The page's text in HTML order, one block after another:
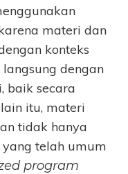
materi dan
konteks
dengan
baik secara
itu, materi
tidak hanya
telah umum
program